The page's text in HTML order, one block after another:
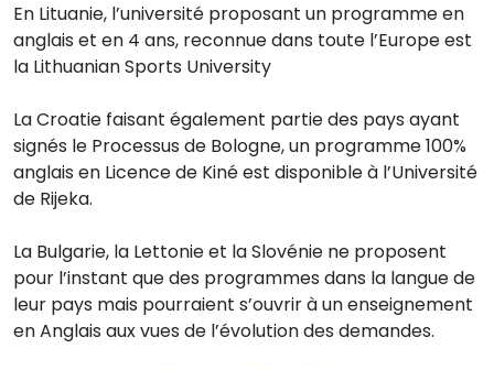
En Lituanie, l’université proposant un programme en
anglais et en 4 ans, reconnue dans toute l’Europe est
la Lithuanian Sports University
La Croatie faisant également partie des pays ayant
signés le Processus de Bologne, un programme 100%
anglais en Licence de Kiné est disponible à l’Université
de Rijeka.
La Bulgarie, la Lettonie et la Slovénie ne proposent
pour l’instant que des programmes dans la langue de
leur pays mais pourraient s’ouvrir à un enseignement
en Anglais aux vues de l’évolution des demandes.